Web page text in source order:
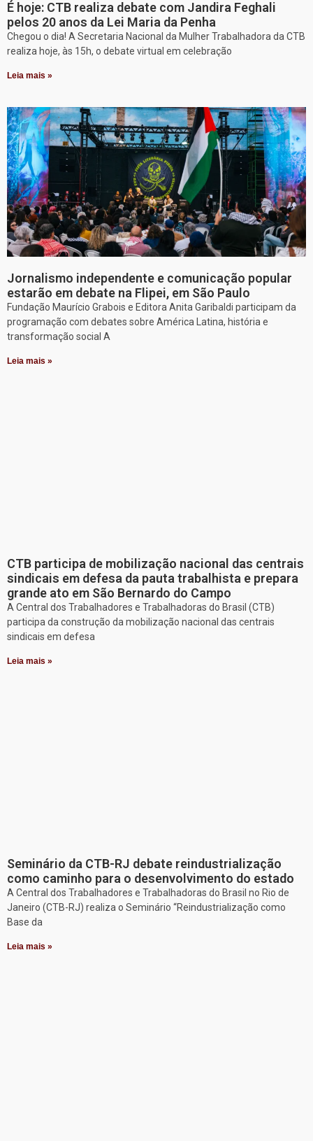
É hoje: CTB realiza debate com Jandira Feghali
pelos 20 anos da Lei Maria da Penha
Chegou o dia! A Secretaria Nacional da Mulher Trabalhadora da CTB
realiza hoje, às 15h, o debate virtual em celebração
Leia mais »
Jornalismo independente e comunicação popular
estarão em debate na Flipei, em São Paulo
Fundação Maurício Grabois e Editora Anita Garibaldi participam da
programação com debates sobre América Latina, história e
transformação social A
Leia mais »
CTB participa de mobilização nacional das centrais
sindicais em defesa da pauta trabalhista e prepara
grande ato em São Bernardo do Campo
A Central dos Trabalhadores e Trabalhadoras do Brasil (CTB)
participa da construção da mobilização nacional das centrais
sindicais em defesa
Leia mais »
Seminário da CTB-RJ debate reindustrialização
como caminho para o desenvolvimento do estado
A Central dos Trabalhadores e Trabalhadoras do Brasil no Rio de
Janeiro (CTB-RJ) realiza o Seminário “Reindustrialização como
Base da
Leia mais »